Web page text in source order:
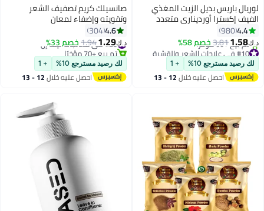
لوريال باريس بديل الزيت المغذي
الفيف إكسترا أورديناري متعدد
الألوان 300ملليلتر
4.4
980
د.ك‏1.58
3.81خصم 58%
#10 في علاجات الشعر والقشرة
أقل سعر في 30 يوم
تم بيع +60 مؤخرًا
#10 في علاجات الشعر والقشرة
لك رصيد مسترجع 10% + 1
احصل عليه خلال 12 - 13
صانسيلك كريم تصفيف الشعر
وتقويته وإضفاء لمعان
4.6
304
د.ك‏1.29
1.94خصم 33% #25 في معالجات ليف إن
تم بيع +70 مؤخرًا
#25 في معالجات ليف إن
لك رصيد مسترجع 10% + 1
احصل عليه خلال 12 - 13